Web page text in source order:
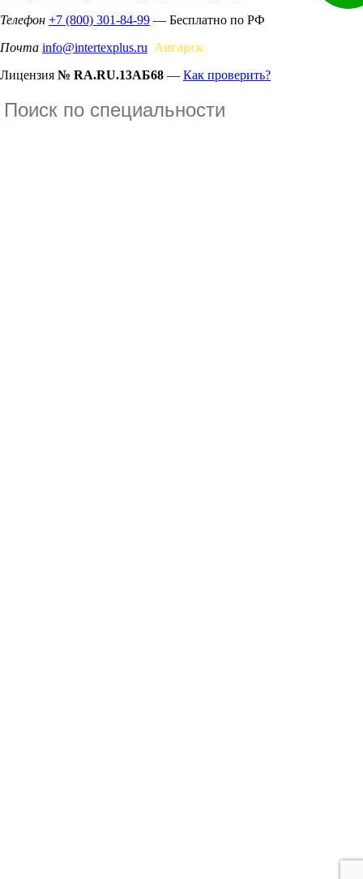
Телефон +7 (800) 301-84-99 — Бесплатно по РФ
Почта info@intertexplus.ru Ангарск
Лицензия № RA.RU.13АБ68 — Как проверить?